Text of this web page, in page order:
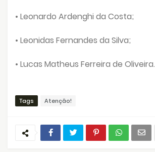
• Leonardo Ardenghi da Costa;
• Leonidas Fernandes da Silva;
• Lucas Matheus Ferreira de Oliveira.
Tags Atenção!